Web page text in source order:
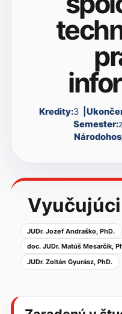
Kredity:3
Semester:
Vyučujúci
JUDr. Jozef Andraško, PhD.
doc. JUDr. Matúš Mesarčík,
JUDr. Zoltán Gyurász, PhD.